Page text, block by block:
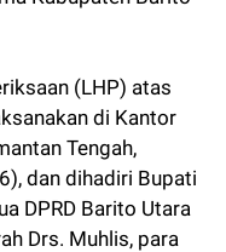
(LHP) atas
di Kantor
Tengah,
dan dihadiri Bupati
DPRD Barito Utara
Drs. Muhlis, para